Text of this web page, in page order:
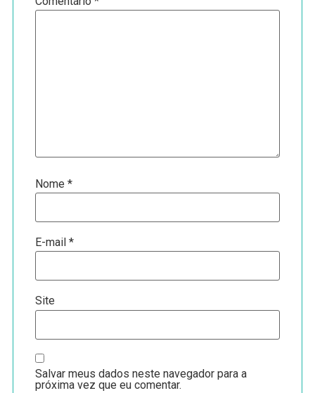
Nome*
E-mail*
Site
Salvar meus dados neste navegador para a
próxima vez que eu comentar.